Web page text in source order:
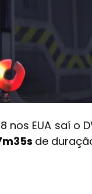
nos EUA saí
de